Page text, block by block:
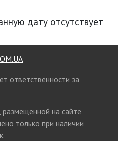
дату отсутствует
ответственности за
на сайте
только при наличии